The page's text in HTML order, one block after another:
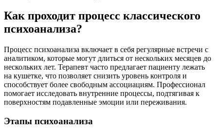
Как проходит процесс классического
психоанализа?
Процесс психоанализа включает в себя регулярные встречи с
аналитиком, которые могут длиться от нескольких месяцев до
нескольких лет. Терапевт часто предлагает пациенту лежать
на кушетке, что позволяет снизить уровень контроля и
способствует более свободным ассоциациям. Профессионал
помогает исследовать внутренние процессы, подтягивая к
поверхностям подавленные эмоции или переживания.
Этапы психоанализа